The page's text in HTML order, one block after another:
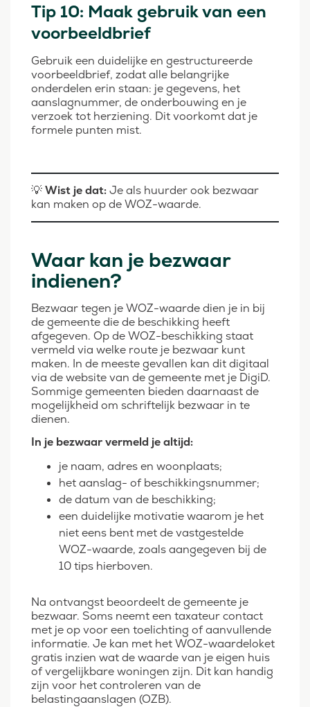
Tip 10: Maak gebruik van een
voorbeeldbrief
Gebruik een duidelijke en gestructureerde
voorbeeldbrief, zodat alle belangrijke
onderdelen erin staan: je gegevens, het
aanslagnummer, de onderbouwing en je
verzoek tot herziening. Dit voorkomt dat je
formele punten mist.
💡Wist je dat:Je als huurder ook bezwaar
kan maken op de WOZ-waarde.
Waar kan je bezwaar
indienen?
Bezwaar tegen je WOZ-waarde dien je in bij
de gemeente die de beschikking heeft
afgegeven. Op de WOZ-beschikking staat
vermeld via welke route je bezwaar kunt
maken. In de meeste gevallen kan dit digitaal
via de website van de gemeente met je DigiD.
Sommige gemeenten bieden daarnaast de
mogelijkheid om schriftelijk bezwaar in te
dienen.
In je bezwaar vermeld je altijd:
je naam, adres en woonplaats;
het aanslag- of beschikkingsnummer;
de datum van de beschikking;
een duidelijke motivatie waarom je het
niet eens bent met de vastgestelde
WOZ-waarde, zoals aangegeven bij de
10 tips hierboven.
Na ontvangst beoordeelt de gemeente je
bezwaar. Soms neemt een taxateur contact
met je op voor een toelichting of aanvullende
informatie. Je kan met het WOZ-waardeloket
gratis inzien wat de waarde van je eigen huis
of vergelijkbare woningen zijn. Dit kan handig
zijn voor het controleren van de
belastingaanslagen (OZB).